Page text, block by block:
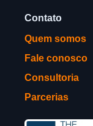
Contato
Quem somos
Fale conosco
Consultoria
Parcerias